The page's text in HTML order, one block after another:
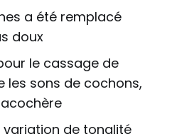
a été remplacé
doux
le cassage de
les sons de cochons,
variation de tonalité